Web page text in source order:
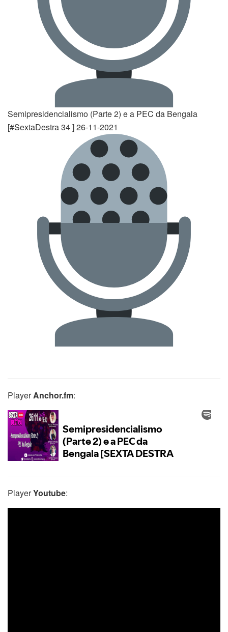
Semipresidencialismo (Parte 2) e a PEC da Bengala
[#SextaDestra 34 ] 26-11-2021
PlayerAnchor.fm:
PlayerYoutube: